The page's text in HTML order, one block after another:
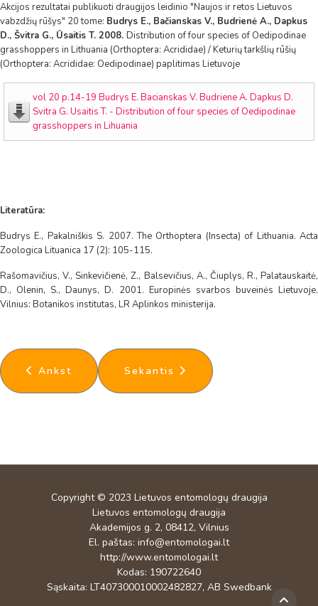
Akcijos rezultatai publikuoti draugijos leidinio "Naujos ir retos Lietuvos
vabzdžių rūšys" 20 tome: Budrys E., Bačianskas V., Budrienė A., Dapkus
D., Švitra G., Ūsaitis T. 2008. Distribution of four species of Oedipodinae
grasshoppers in Lithuania (Orthoptera: Acrididae) / Keturių tarkšlių rūšių
(Orthoptera: Acrididae: Oedipodinae) paplitimas Lietuvoje
vol 20 p.14-19 Budrys E. Bacianskas V. Budriene A. Dapkus D.
Svitra G. Usaitis T. - Distribution of four species of Oedipodinae
grasshoppers in Lihuania
Literatūra:
Budrys E., Pakalniškis S. 2007. The Orthoptera (Insecta) of Lithuania. Acta
Zoologica Lituanica 17 (2): 105-115.
Rašomavičius, V., Sinkevičienė, Z., Balsevičius, A., Čiuplys, R., Palatauskaitė,
D., Olenin, S., Daunys, D. 2001. Europinės svarbos buveinės Lietuvoje.
Vilnius: Botanikos institutas, LR Aplinkos ministerija.
Ankstesnis straipsnis: 2009 metų vabzdys -
Ankst Kitas straipsnis: 2005 metų
Sekantis
Copyright © 2023 Lietuvos entomologų draugija
Lietuvos entomologų draugija
Akademijos g. 2, 08412, Vilnius
El. paštas: info@entomologai.lt
http://www.entomologai.lt
Kodas: 190722640
Sąskaita: LT407300010002482827, AB Swedbank